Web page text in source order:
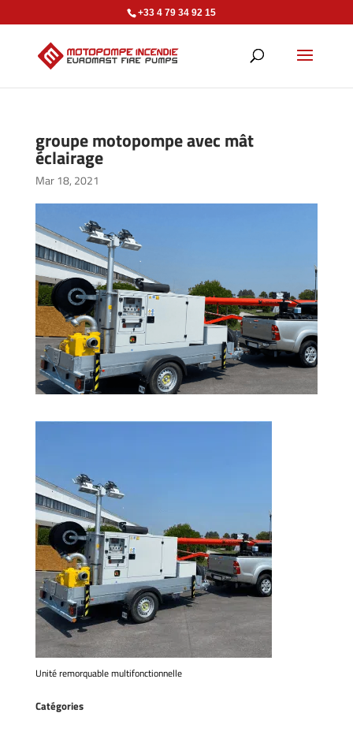
+33 4 79 34 92 15
groupe motopompe avec mât
éclairage
Mar 18, 2021
Unité remorquable multifonctionnelle
Catégories